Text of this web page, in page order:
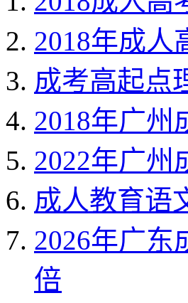
2018年成人
成考高起点
2018年广州
2022年广州
成人教育语
2026年广东
倍